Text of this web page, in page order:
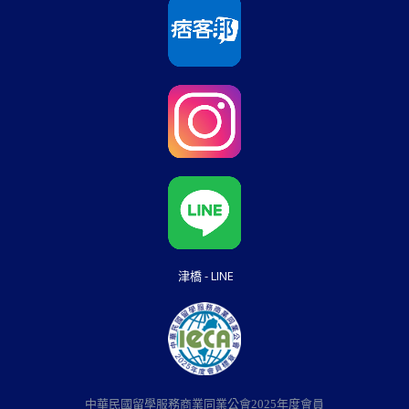
津橋 - LINE
中華民國留學服務商業同業公會2025年度會員